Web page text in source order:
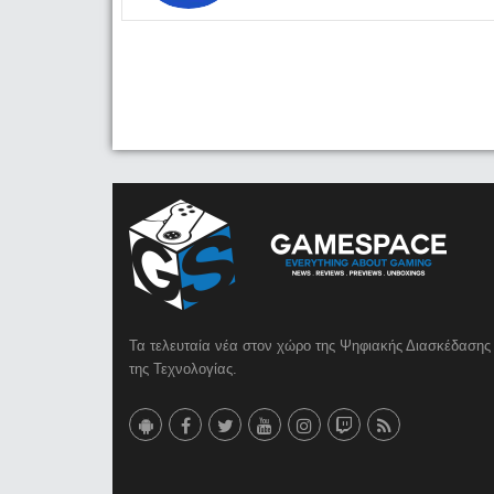
Τα τελευταία νέα στον χώρο της Ψηφιακής Διασκέδασης
της Τεχνολογίας.